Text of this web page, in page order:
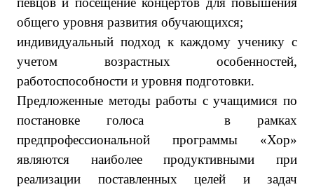
общего уровня развития обучающихся;
индивидуальный подход к каждому ученику с
учетом возрастных особенностей,
работоспособности и уровня подготовки.
Предложенные методы работы с учащимися по
постановке голоса в рамках
предпрофессиональной программы «Хор»
являются наиболее продуктивными при
реализации поставленных целей и задач